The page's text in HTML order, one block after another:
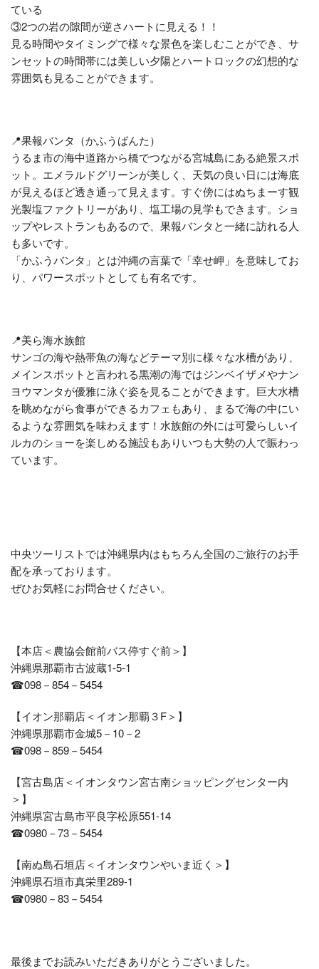
ている
③2つの岩の隙間が逆さハートに見える！！
見る時間やタイミングで様々な景色を楽しむことができ、サ
ンセットの時間帯には美しい夕陽とハートロックの幻想的な
雰囲気も見ることができます。
📍果報バンタ（かふうばんた）
うるま市の海中道路から橋でつながる宮城島にある絶景スポ
ット。エメラルドグリーンが美しく、天気の良い日には海底
が見えるほど透き通って見えます。すぐ傍にはぬちまーす観
光製塩ファクトリーがあり、塩工場の見学もできます。ショ
ップやレストランもあるので、果報バンタと一緒に訪れる人
も多いです。
「かふうバンタ」とは沖縄の言葉で「幸せ岬」を意味してお
り、パワースポットとしても有名です。
📍美ら海水族館
サンゴの海や熱帯魚の海などテーマ別に様々な水槽があり、
メインスポットと言われる黒潮の海ではジンベイザメやナン
ヨウマンタが優雅に泳ぐ姿を見ることができます。巨大水槽
を眺めながら食事ができるカフェもあり、まるで海の中にい
るような雰囲気を味わえます！水族館の外には可愛らしいイ
ルカのショーを楽しめる施設もありいつも大勢の人で賑わっ
ています。
中央ツーリストでは沖縄県内はもちろん全国のご旅行のお手
配を承っております。
ぜひお気軽にお問合せください。
【本店＜農協会館前バス停すぐ前＞】
沖縄県那覇市古波蔵1-5-1
☎098－854－5454
【イオン那覇店＜イオン那覇３F＞】
沖縄県那覇市金城5－10－2
☎098－859－5454
【宮古島店＜イオンタウン宮古南ショッピングセンター内
＞】
沖縄県宮古島市平良字松原551-14
☎0980－73－5454
【南ぬ島石垣店＜イオンタウンやいま近く＞】
沖縄県石垣市真栄里289-1
☎0980－83－5454
最後までお読みいただきありがとうございました。